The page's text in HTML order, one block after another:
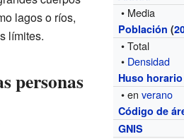
• Media
Población (
• Total
• Densidad
Huso horario
• enverano
Código de
GNIS
lagos o ríos,
límites.
personas